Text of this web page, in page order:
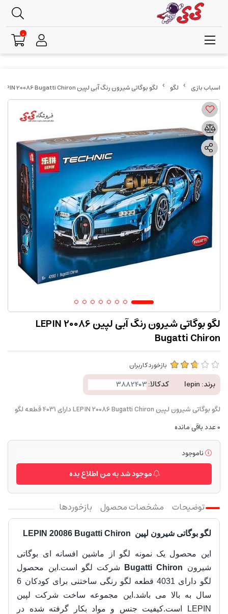
لگو لگو بوگاتی شیرون رنگ آبی لپین LEPIN 20086 Bugatti Chiron
لگو بوگاتی شیرون رنگ آبی لپین LEPIN 20086
Bugatti Chiron
بازخورد کاربران
برند: lepin کدکالا:
لگو بوگاتی شیرون لپین LEPIN 20086 Bugatti Chiron دارای 4031 قطعه لگو
0عدد باقی مانده
ناموجود
موجود شد به من اطلاع بده
توضیحات مشخصات محصول بازخوردها
لگو بوگاتی شیرون لپین LEPIN 20086 Bugatti Chiron
این محصول یک نمونه لگو از ماشین افسانه ای بوگاتی
شیرون Bugatti Chiron
شرکت لگو است.این محصول
لگو دارای 4031 قطعه لگو رنگی ساختنی برای کودکان 6
سال به بالا می باشد.این مجموعه ساخت شرکت لپین
LEPIN است.
کیفیت جنس و مواد بکار گرفته شده در
0